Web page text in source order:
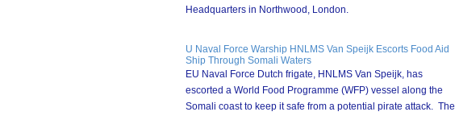
Headquarters in Northwood, London.
U Naval Force Warship HNLMS Van Speijk Escorts Food Aid
Ship Through Somali Waters
EU Naval Force Dutch frigate, HNLMS Van Speijk, has
escorted a World Food Programme (WFP) vessel along the
Somali coast to keep it safe from a potential pirate attack. The